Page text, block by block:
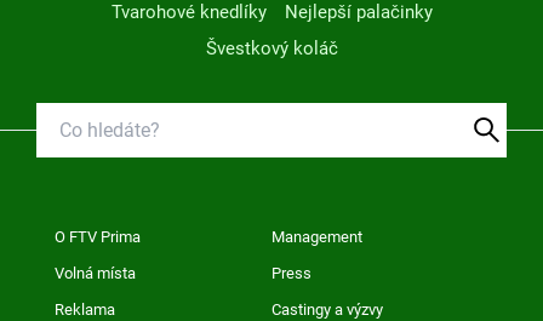
Tvarohové knedlíky
Nejlepší palačinky
Švestkový koláč
O FTV Prima Management
Volná místa Press
Reklama Castingy a výzvy